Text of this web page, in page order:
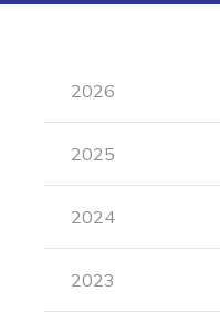
2026
2025
2024
2023